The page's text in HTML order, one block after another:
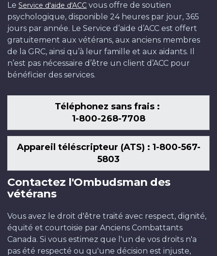
Le Service d'aide d'ACC vous offre de soutien
psychologique, disponible 24 heures par jour, 365
jours par année. Le Service d’aide d’ACC est offert
gratuitement aux vétérans, aux anciens membres
de la GRC, ainsi qu’à leur famille et aux aidants. Il
n’est pas nécessaire d’être un client d’ACC pour
bénéficier des services.
Téléphonez sans frais :
1-800-268-7708
Appareil téléscripteur (ATS) : 1-800-567-
5803
Contactez l'Ombudsman des
vétérans
Vous avez le droit d'être traité avec respect, dignité,
équité et courtoisie par Anciens Combattants
Canada. Si vous estimez que l'un de vos droits n'a
pas été respecté ou qu'une décision est injuste,